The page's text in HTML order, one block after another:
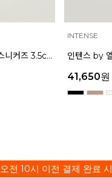
인텐스 by 엘칸토 여성 브이컷 미들힐 슬링백 5cm LCWO27I613
MAZZ
38,250원
오전 10시 이전 결제 완료 시